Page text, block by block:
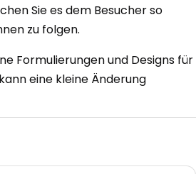
Sie es dem Besucher so
zu folgen.
Formulierungen und Designs für
eine kleine Änderung